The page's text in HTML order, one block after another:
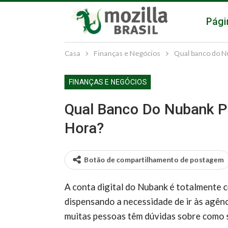
Casa Finanças e Negócios Qual banco do
FINANÇAS E NEGÓCIOS
Qual Banco Do Nubank
Hora?
Botão de compartilhamento de postagem
A conta digital do Nubank é totalmente
dispensando a necessidade de ir às
muitas pessoas têm dúvidas sobre